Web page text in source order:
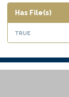
Has File(s)
true